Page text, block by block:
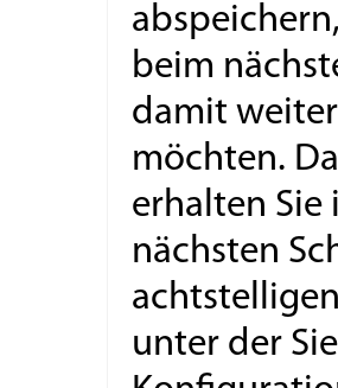
beim
damit
möchten.
erhalten Sie
nächsten
unter der